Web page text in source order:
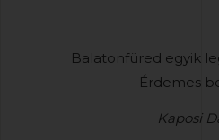
Balatonfüred egyik
Érdemes
Kaposi